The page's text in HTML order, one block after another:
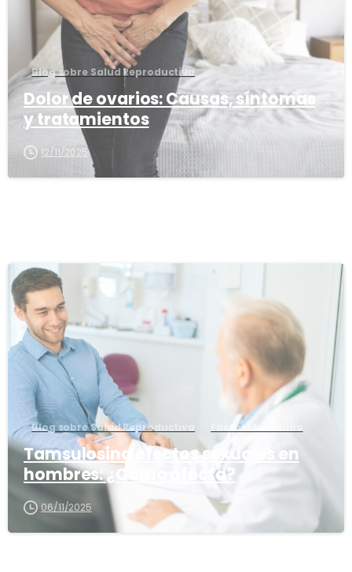
Blog sobre Salud Reproductiva
Dolor de ovarios: Causas, síntomas
y tratamientos
12/11/2025
Blog sobre Salud Reproductiva Factor Masculino
Tamsulosina efectos sexuales en
hombres: ¿Cómo afecta?
06/11/2025